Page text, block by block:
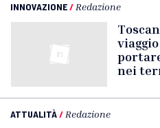
INNOVAZIONE/ Redazione
nei
ATTUALITÀ/ Redazione